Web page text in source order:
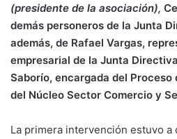
(presidente de la asociación),
demás personeros de la Junta
además, de Rafael Vargas,
empresarial de la Junta
Saborío, encargada del Proceso
del Núcleo Sector Comercio y
La primera intervención estuvo a